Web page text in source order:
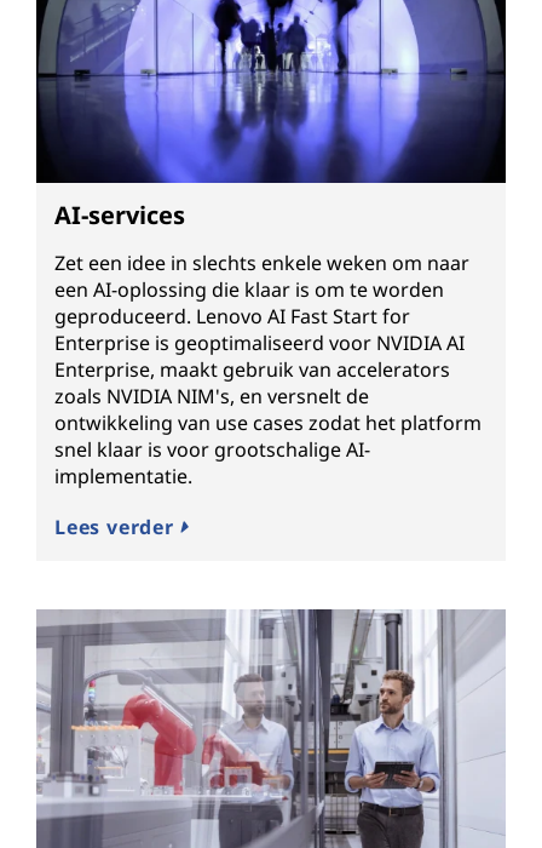
AI-services
Zet een idee in slechts enkele weken om naar
een AI-oplossing die klaar is om te worden
geproduceerd. Lenovo AI Fast Start for
Enterprise is geoptimaliseerd voor NVIDIA AI
Enterprise, maakt gebruik van accelerators
zoals NVIDIA NIM's, en versnelt de
ontwikkeling van use cases zodat het platform
snel klaar is voor grootschalige AI-
implementatie.
Lees verder